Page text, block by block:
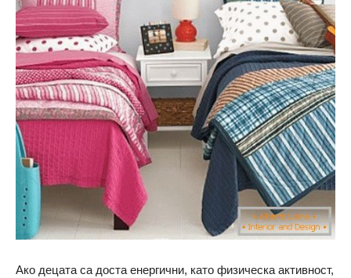
Ако децата са доста енергични, като физическа активност,